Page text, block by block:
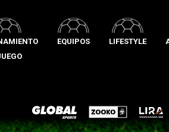
EQUIPOS LIFESTYLE
Global Sports Zooko Lira